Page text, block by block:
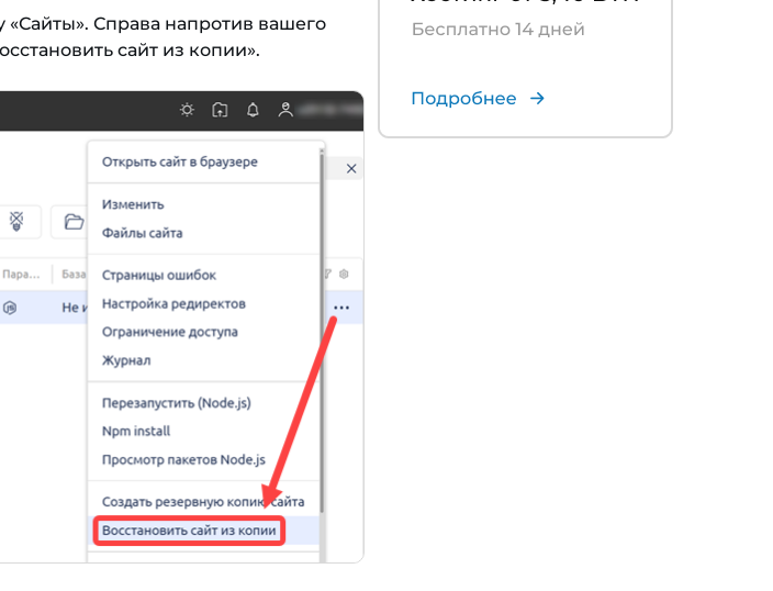
«Сайты». Справа напротив вашего
сайт из копии».